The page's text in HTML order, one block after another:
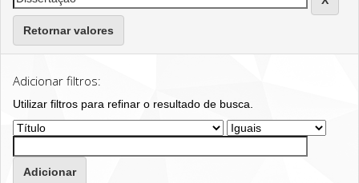
Retornar valores
Adicionar filtros:
Utilizar filtros para refinar o resultado de busca.